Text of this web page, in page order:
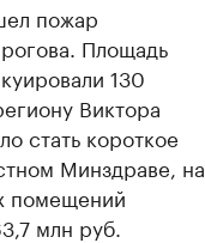
пожар
Площадь
130
Виктора
стать короткое
Минздраве, на
помещений
млн руб.